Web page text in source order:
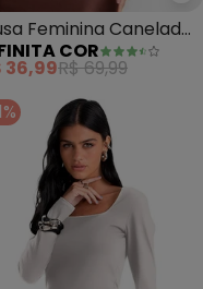
Feminina Canelada
Manga Longa
COR
36,99R$ 69,99